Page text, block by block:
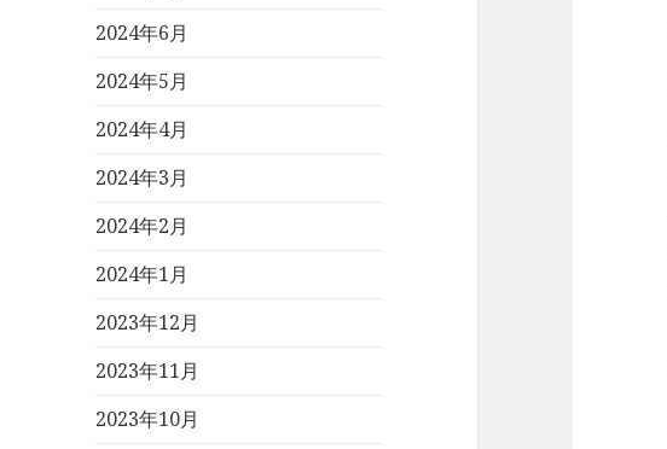
2024年6月
2024年5月
2024年4月
2024年3月
2024年2月
2024年1月
2023年12月
2023年11月
2023年10月